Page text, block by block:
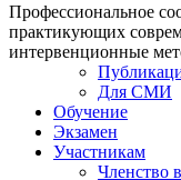
Профессиональное
практикующих
интервенционные
Для СМИ
Обучение
Экзамен
Участникам
Членство